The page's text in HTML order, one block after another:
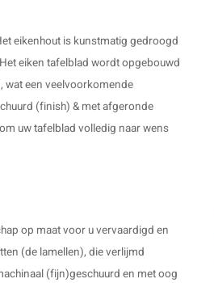
eikenhout is kunstmatig gedroogd
eiken tafelblad wordt opgebouwd
wat een veelvoorkomende
(finish) & met afgeronde
uwtafelblad volledig naar wens
op maat voor u vervaardigd en
(de lamellen), die verlijmd
(fijn)geschuurd en met oog